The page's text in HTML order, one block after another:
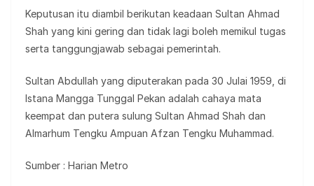
Keputusan itu diambil berikutan keadaan Sultan Ahmad
Shah yang kini gering dan tidak lagi boleh memikul tugas
serta tanggungjawab sebagai pemerintah.
Sultan Abdullah yang diputerakan pada 30 Julai 1959, di
Istana Mangga Tunggal Pekan adalah cahaya mata
keempat dan putera sulung Sultan Ahmad Shah dan
Almarhum Tengku Ampuan Afzan Tengku Muhammad.
Sumber : Harian Metro